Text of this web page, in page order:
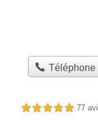
Téléphone
5,0 étoiles sur 5 77